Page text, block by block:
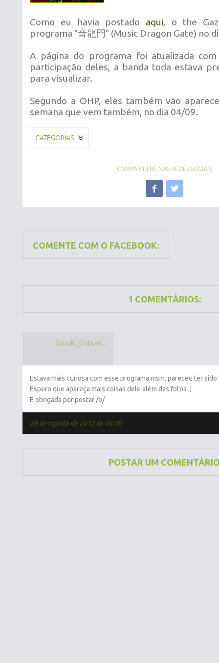
Como eu havia postado aqui, o the
programa "音龍門" (Music Dragon Gate) no
A página do programa foi atualizada
participação deles, a banda toda estava
para visualizar.
Segundo a OHP, eles também vão
semana que vem também, no dia 04/09.
CATEGORIAS
COMPARTILHE NAS REDES SOCIAIS
COMENTE COM O FACEBOOK:
1 COMENTÁRIOS:
Shiroki_D disse...
Estava mais curiosa com esse programa msm, pareceu ter sido
Espero que apareça mais coisas dele além das fotos ;;
E obrigada por postar /o/
29 de agosto de 2012 às 08:08
POSTAR UM